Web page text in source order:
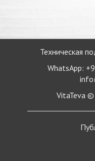
Техническая
WhatsApp:
VitaTeva